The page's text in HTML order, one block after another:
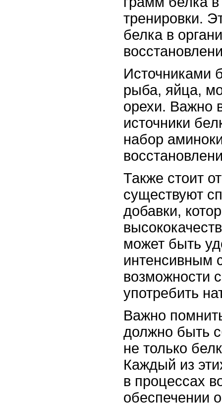
тренировки.
белка в
Источниками
рыба, яйца,
орехи. Важно
источники
набор
Также стоит
существуют
добавки,
может быть
интенсивным
возможности
употребить
Важно
должно быть
не только
Каждый из
в процессах
обеспечении